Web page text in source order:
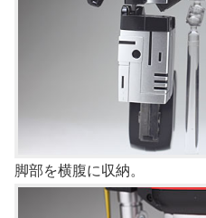
脚部を横腹に収納。